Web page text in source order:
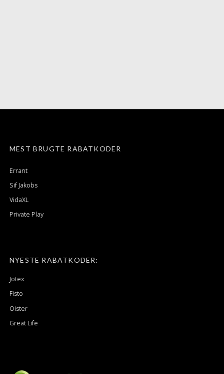
MEST BRUGTE RABATKODER
Errant
Sif Jakobs
VidaXL
Private Play
NYESTE RABATKODER:
Jotex
Fisto
Oister
Great Life